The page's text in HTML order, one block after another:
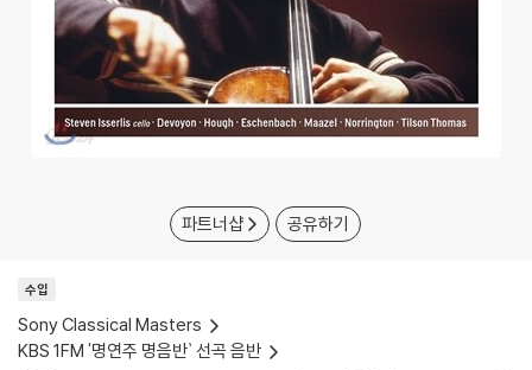
파트너샵 공유하기
수입
Sony Classical Masters
KBS 1FM '명연주 명음반` 선곡 음반